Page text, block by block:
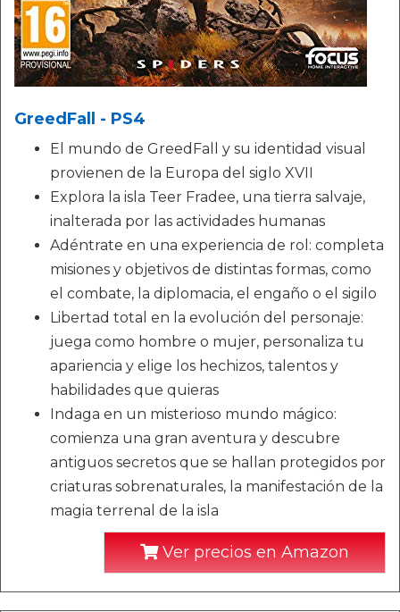
GreedFall - PS4
El mundo de GreedFall y su identidad visual
provienen de la Europa del siglo XVII
Explora la isla Teer Fradee, una tierra salvaje,
inalterada por las actividades humanas
Adéntrate en una experiencia de rol: completa
misiones y objetivos de distintas formas, como
el combate, la diplomacia, el engaño o el sigilo
Libertad total en la evolución del personaje:
juega como hombre o mujer, personaliza tu
apariencia y elige los hechizos, talentos y
habilidades que quieras
Indaga en un misterioso mundo mágico:
comienza una gran aventura y descubre
antiguos secretos que se hallan protegidos por
criaturas sobrenaturales, la manifestación de la
magia terrenal de la isla
Ver precios en Amazon